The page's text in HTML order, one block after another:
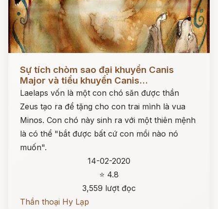
Sự tích chòm sao đại khuyển Canis
Major và tiểu khuyển Canis...
Laelaps vốn là một con chó săn được thần
Zeus tạo ra để tặng cho con trai mình là vua
Minos. Con chó này sinh ra với một thiên mệnh
là có thể "bắt được bất cứ con mồi nào nó
muốn".
14-02-2020
⭐ 4.8
3,559 lượt đọc
Thần thoại Hy Lạp